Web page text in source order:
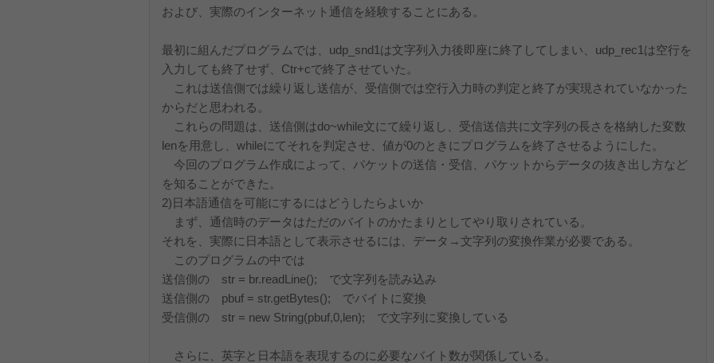
および、実際のインターネット通信を経験することにある。
最初に組んだプログラムでは、udp_snd1は文字列入力後即座に終了してしまい、udp_rec1は空行を
入力しても終了せず、Ctr+cで終了させていた。
これは送信側では繰り返し送信が、受信側では空行入力時の判定と終了が実現されていなかった
からだと思われる。
これらの問題は、送信側はdo~while文にて繰り返し、受信送信共に文字列の長さを格納した変数
lenを用意し、whileにてそれを判定させ、値が0のときにプログラムを終了させるようにした。
今回のプログラム作成によって、パケットの送信・受信、パケットからデータの抜き出し方など
を知ることができた。
2)日本語通信を可能にするにはどうしたらよいか
まず、通信時のデータはただのバイトのかたまりとしてやり取りされている。
それを、実際に日本語として表示させるには、データ→文字列の変換作業が必要である。
このプログラムの中では
送信側の str = br.readLine(); で文字列を読み込み
送信側の pbuf = str.getBytes(); でバイトに変換
受信側の str = new String(pbuf,0,len); で文字列に変換している
さらに、英字と日本語を表現するのに必要なバイト数が関係している。